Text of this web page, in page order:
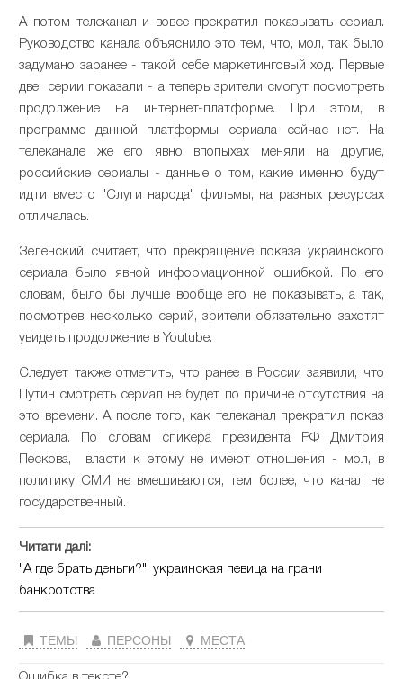
А потом телеканал и вовсе прекратил показывать сериал.
Руководство канала объяснило это тем, что, мол, так было
задумано заранее - такой себе маркетинговый ход. Первые
две серии показали - а теперь зрители смогут посмотреть
продолжение на интернет-платформе. При этом, в
программе данной платформы сериала сейчас нет. На
телеканале же его явно впопыхах меняли на другие,
российские сериалы - данные о том, какие именно будут
идти вместо "Слуги народа" фильмы, на разных ресурсах
отличалась.
Зеленский считает, что прекращение показа украинского
сериала было явной информационной ошибкой. По его
словам, было бы лучше вообще его не показывать, а так,
посмотрев несколько серий, зрители обязательно захотят
увидеть продолжение в Youtube.
Следует также отметить, что ранее в России заявили, что
Путин смотреть сериал не будет по причине отсутствия на
это времени. А после того, как телеканал прекратил показ
сериала. По словам спикера президента РФ Дмитрия
Пескова, власти к этому не имеют отношения - мол, в
политику СМИ не вмешиваются, тем более, что канал не
государственный.
Читати далі:
"А где брать деньги?": украинская певица на грани
банкротства
ТЕМЫ ПЕРСОНЫ МЕСТА